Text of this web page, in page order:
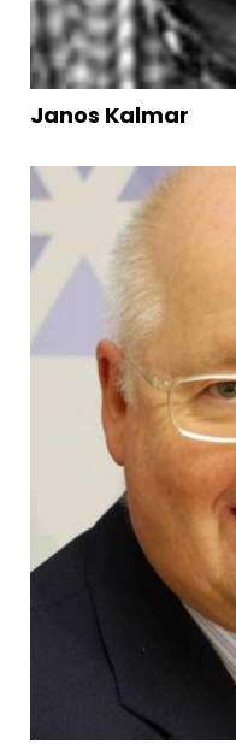
Janos Kalmar